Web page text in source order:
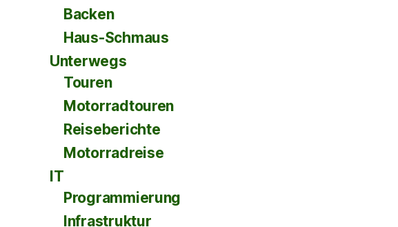
Backen
Haus-Schmaus
Unterwegs
Touren
Motorradtouren
Reiseberichte
Motorradreise
IT
Programmierung
Infrastruktur